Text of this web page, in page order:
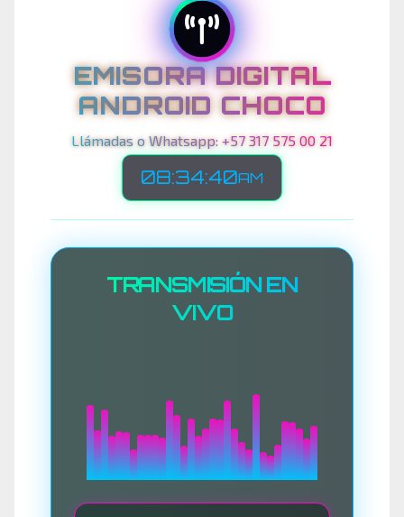
EMISORA DIGITAL
ANDROID CHOCO
Llámadas o Whatsapp: +57 317 575 00 21
08:34:43AM
TRANSMISIÓN EN
VIVO